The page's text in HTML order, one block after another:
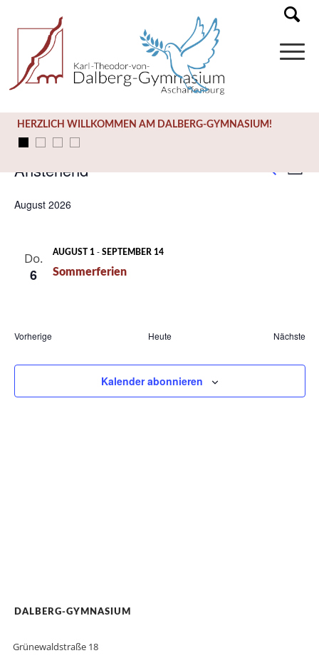
HERZLICH WILLKOMMEN AM DALBERG-GYMNASIUM!
Liste
Anstehend
wählen.
August 2026
Do.
6
AUGUST 1 - SEPTEMBER 14
Sommerferien
VorherigeTermine Heute
Nächste
Kalender abonnieren
DALBERG-GYMNASIUM
Grünewaldstraße 18